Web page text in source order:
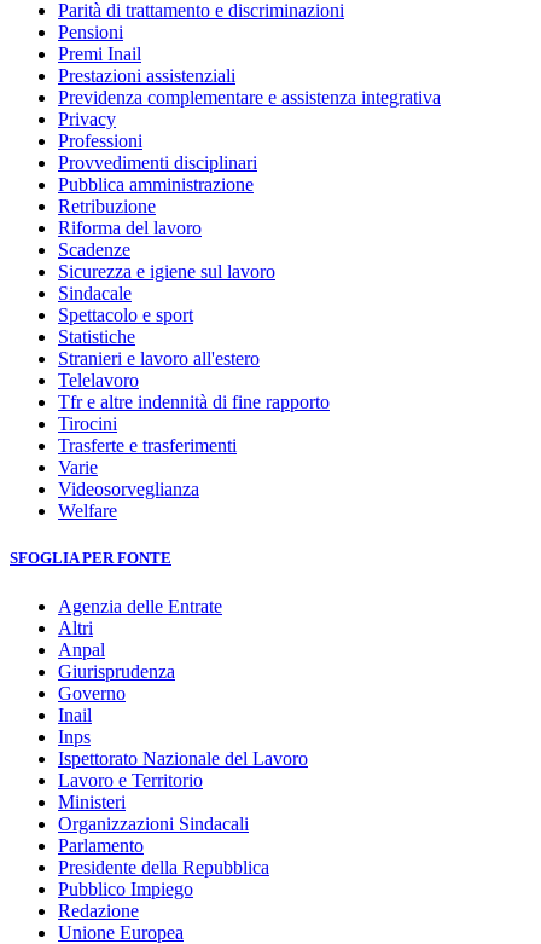
Parità di trattamento e discriminazioni
Pensioni
Premi Inail
Prestazioni assistenziali
Previdenza complementare e assistenza integrativa
Privacy
Professioni
Provvedimenti disciplinari
Pubblica amministrazione
Retribuzione
Riforma del lavoro
Scadenze
Sicurezza e igiene sul lavoro
Sindacale
Spettacolo e sport
Statistiche
Stranieri e lavoro all'estero
Telelavoro
Tfr e altre indennità di fine rapporto
Tirocini
Trasferte e trasferimenti
Varie
Videosorveglianza
Welfare
SFOGLIA PER FONTE
Agenzia delle Entrate
Altri
Anpal
Giurisprudenza
Governo
Inail
Inps
Ispettorato Nazionale del Lavoro
Lavoro e Territorio
Ministeri
Organizzazioni Sindacali
Parlamento
Presidente della Repubblica
Pubblico Impiego
Redazione
Unione Europea